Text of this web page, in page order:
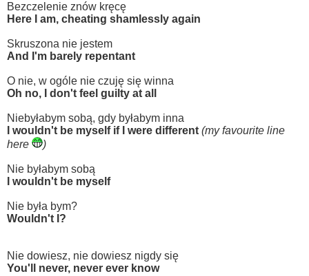
Bezczelenie znów kręcę
Here I am, cheating shamlessly again
Skruszona nie jestem
And I'm barely repentant
O nie, w ogóle nie czuję się winna
Oh no, I don't feel guilty at all
Niebyłabym sobą, gdy byłabym inna
I wouldn't be myself if I were different (my favourite line
here
)
Nie byłabym sobą
I wouldn't be myself
Nie była bym?
Wouldn't I?
Nie dowiesz, nie dowiesz nigdy się
You'll never, never ever know